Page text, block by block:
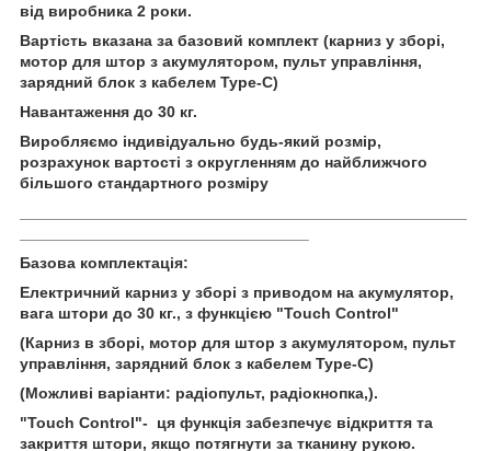
від виробника 2 роки.
Вартість вказана за базовий комплект (карниз у зборі,
мотор для штор з акумулятором, пульт управління,
зарядний блок з кабелем Type-C)
Навантаження до 30 кг.
Виробляємо індивідуально будь-який розмір,
розрахунок вартості з округленням до найближчого
більшого стандартного розміру
Базова комплектація:
Електричний карниз у зборі з приводом на акумулятор,
вага штори до 30 кг., з функцією "Touch Сontrol"
(Карниз в зборі, мотор для штор з акумулятором, пульт
управління, зарядний блок з кабелем Type-C)
(Можливі варіанти: радіопульт, радіокнопка,).
"Touch Сontrol"- ця функція забезпечує відкриття та
закриття штори, якщо потягнути за тканину рукою.